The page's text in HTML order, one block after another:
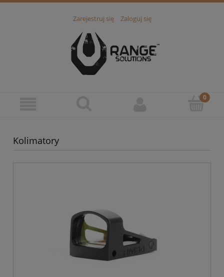
Zarejestruj się Zaloguj się
Kolimatory